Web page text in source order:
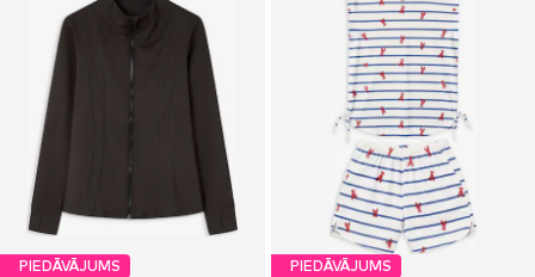
PIEDĀVĀJUMS PIEDĀVĀJUMS